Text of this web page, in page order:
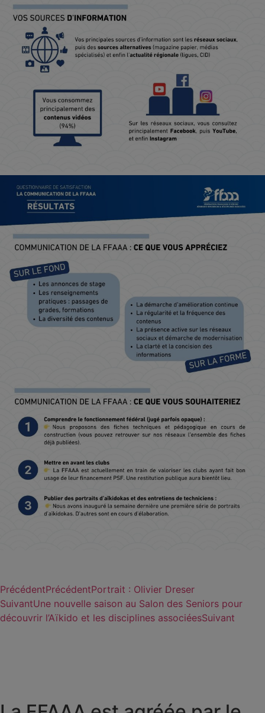
PrécédentPrécédentPortrait : Olivier Dreser
SuivantUne nouvelle saison au Salon des Seniors pour
découvrir l’Aïkido et les disciplines associéesSuivant